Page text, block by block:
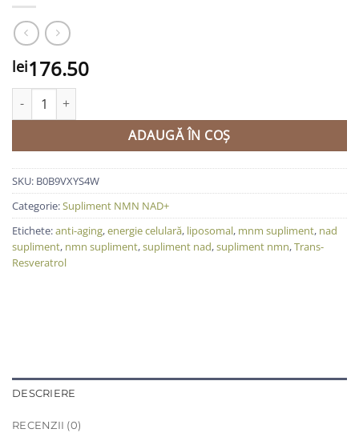
lei176.50
Cantitate Liposomal NAD+ + Trans‑Resveratrol 800 mg –
ADAUGĂ ÎN COȘ
SKU: B0B9VXYS4W
Categorie:Supliment NMN NAD+
Etichete:anti-aging,energie celulară, liposomal, mnm supliment, nad
supliment, nmn supliment,supliment nad,supliment nmn,Trans-
Resveratrol
DESCRIERE
RECENZII (0)